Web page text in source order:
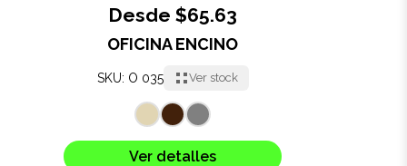
Desde $65.63
OFICINA ENCINO
SKU: O 035 Ver stock
Ver detalles